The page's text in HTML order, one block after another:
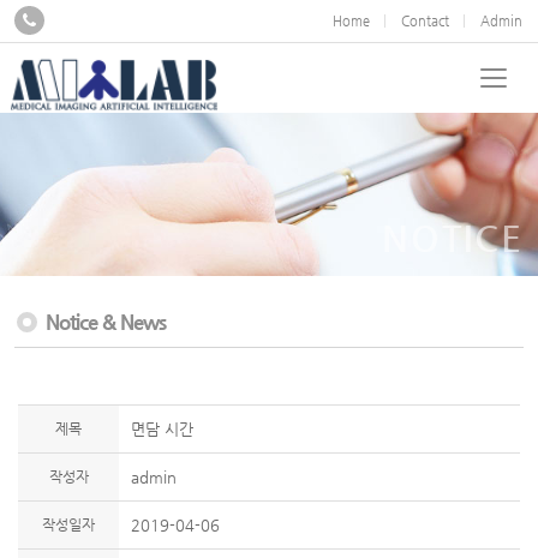
Home Contact Admin
NOTICE
Notice & News
제목 면담 시간
작성자 admin
작성일자 2019-04-06